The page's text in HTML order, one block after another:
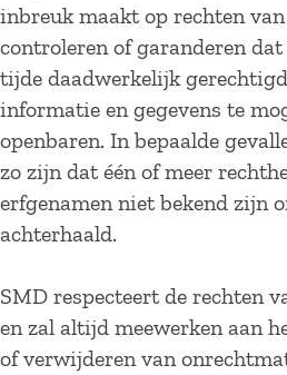
inbreuk maakt op rechten
controleren of garanderen
tijde daadwerkelijk
informatie en gegevens te
openbaren. In bepaalde
zo zijn dat één of meer
erfgenamen niet bekend zijn
achterhaald.
SMD respecteert de rechten
en zal altijd meewerken aan
of verwijderen van